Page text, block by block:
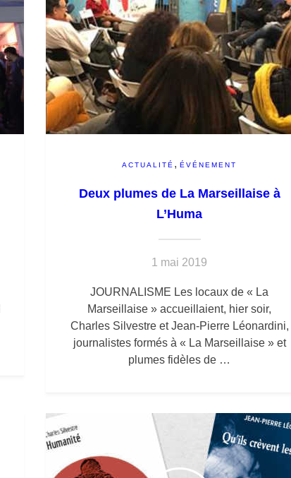
ACTUALITÉ ,ÉVÉNEMENT
Deux plumes de La Marseillaise à
L’Huma
1 mai 2019
JOURNALISME Les locaux de « La
Marseillaise » accueillaient, hier soir,
Charles Silvestre et Jean-Pierre Léonardini,
journalistes formés à « La Marseillaise » et
plumes fidèles de …